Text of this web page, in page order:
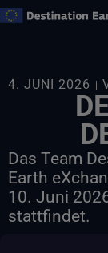
Zum
4. JUNI 2026
Das Team
Earth
10. Juni
stattfindet.